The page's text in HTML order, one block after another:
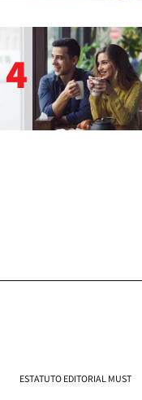
4
ESTATUTO EDITORIAL MUST